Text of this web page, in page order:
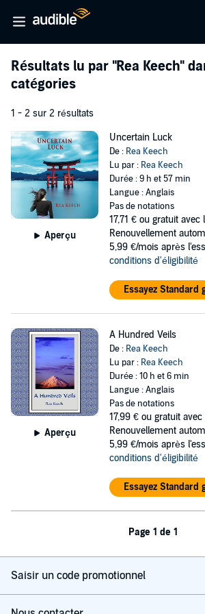
Résultats lu par "Rea Keech"
catégories
1 - 2 sur 2 résultats
Aperçu
Uncertain Luck
De : Rea Keech
Lu par : Rea Keech
Durée : 9 h et 57 min
Langue : Anglais
Pas de notations
17,71 € ou gratuit avec
Renouvellement
5,99 €/mois après
conditions d'éligibilité
Essayez Standard
Aperçu
A Hundred Veils
De : Rea Keech
Lu par : Rea Keech
Durée : 10 h et 6 min
Langue : Anglais
Pas de notations
17,99 € ou gratuit avec
Renouvellement
5,99 €/mois après
conditions d'éligibilité
Essayez Standard
Page 1 de 1
Saisir un code promotionnel